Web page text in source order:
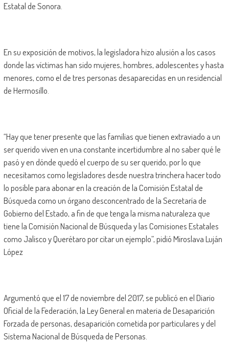
Estatal de Sonora.
En su exposición de motivos, la legisladora hizo alusión a los casos
donde las víctimas han sido mujeres, hombres, adolescentes y hasta
menores, como el de tres personas desaparecidas en un residencial
de Hermosillo.
“Hay que tener presente que las familias que tienen extraviado a un
ser querido viven en una constante incertidumbre al no saber qué le
pasó y en dónde quedó el cuerpo de su ser querido, por lo que
necesitamos como legisladores desde nuestra trinchera hacer todo
lo posible para abonar en la creación de la Comisión Estatal de
Búsqueda como un órgano desconcentrado de la Secretaría de
Gobierno del Estado, a fin de que tenga la misma naturaleza que
tiene la Comisión Nacional de Búsqueda y las Comisiones Estatales
como Jalisco y Querétaro por citar un ejemplo”, pidió Miroslava Luján
López
Argumentó que el 17 de noviembre del 2017, se publicó en el Diario
Oficial de la Federación, la Ley General en materia de Desaparición
Forzada de personas, desaparición cometida por particulares y del
Sistema Nacional de Búsqueda de Personas.